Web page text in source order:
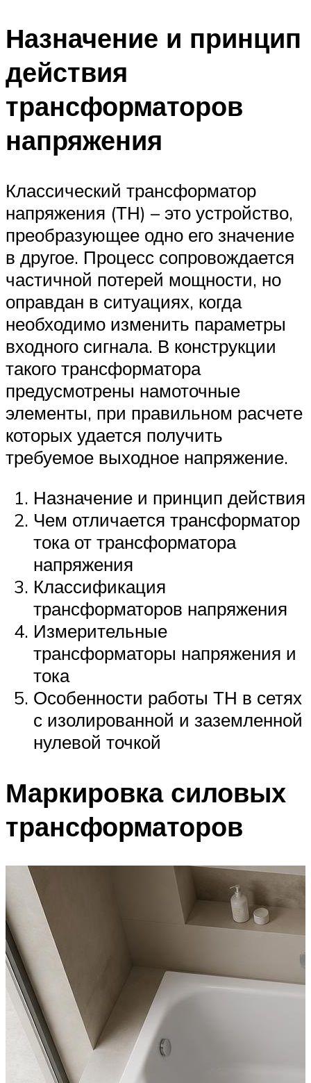
Назначение и принцип
действия
трансформаторов
напряжения
Классический трансформатор
напряжения (ТН) – это устройство,
преобразующее одно его значение
в другое. Процесс сопровождается
частичной потерей мощности, но
оправдан в ситуациях, когда
необходимо изменить параметры
входного сигнала. В конструкции
такого трансформатора
предусмотрены намоточные
элементы, при правильном расчете
которых удается получить
требуемое выходное напряжение.
Назначение и принцип действия
Чем отличается трансформатор
тока от трансформатора
напряжения
Классификация
трансформаторов напряжения
Измерительные
трансформаторы напряжения и
тока
Особенности работы ТН в сетях
с изолированной и заземленной
нулевой точкой
Маркировка силовых
трансформаторов